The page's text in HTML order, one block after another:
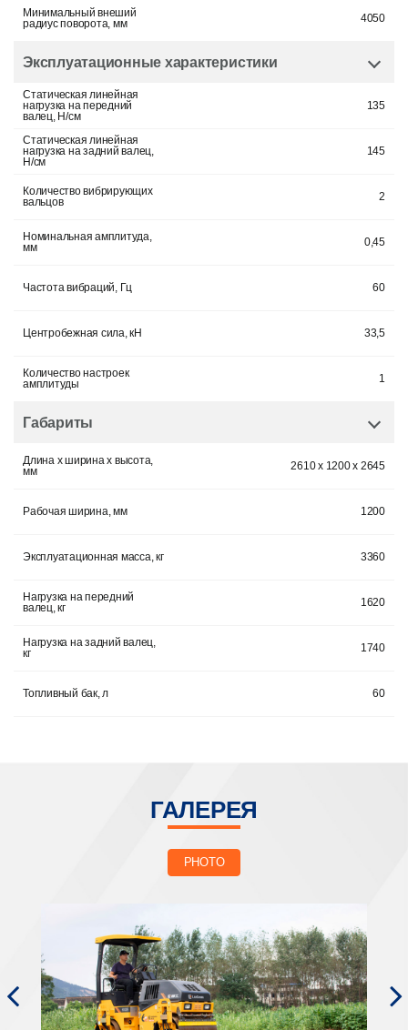
Минимальный внеший
радиус поворота, мм
4050
Эксплуатационные характеристики
Статическая линейная
нагрузка на передний
валец, H/см
135
Статическая линейная
нагрузка на задний валец,
H/см
145
Количество вибрирующих
вальцов
2
Номинальная амплитуда,
мм
0,45
Частота вибраций, Гц 60
Центробежная сила, кН 33,5
Количество настроек
амплитуды
1
Габариты
Длина x ширина x высота,
мм
2610 x 1200 x 2645
Рабочая ширина, мм 1200
Эксплуатационная масса, кг 3360
Нагрузка на передний
валец, кг
1620
Нагрузка на задний валец,
кг
1740
Топливный бак, л 60
ГАЛЕРЕЯ
PHOTO